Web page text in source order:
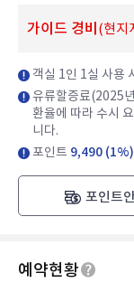
가이드 경비 (현지
객실 1인 1실 사용
유류할증료(2025
환율에 따라 수시
니다.
포인트 9,490
포인트
예약현황